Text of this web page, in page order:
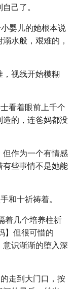
己了。
婴儿的她根本说
水般，艰难的，
，视线开始模糊
看着眼前上千个
造的，连爸妈都没
但作为一个有情感
有些事情不是她能
和十祈祷着。
着几个培养柱祈
】但很可惜的
识渐渐的堕入深
走到大门口，按